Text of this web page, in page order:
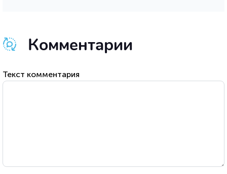
Комментарии
Текст комментария